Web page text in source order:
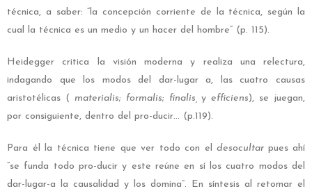
técnica, a saber: “la concepción corriente de la técnica, según la
cual la técnica es un medio y un hacer del hombre” (p. 115).
Heidegger critica la visión moderna y realiza una relectura,
indagando que los modos del dar-lugar a, las cuatro causas
aristotélicas ( materialis; formalis; finalis,yefficiens), se juegan,
por consiguiente, dentro del pro-ducir… (p.119).
Para él la técnica tiene que ver todo con el desocultar pues ahí
“se funda todo pro-ducir y este reúne en sí los cuatro modos del
dar-lugar-a la causalidad y los domina”. En síntesis al retomar el